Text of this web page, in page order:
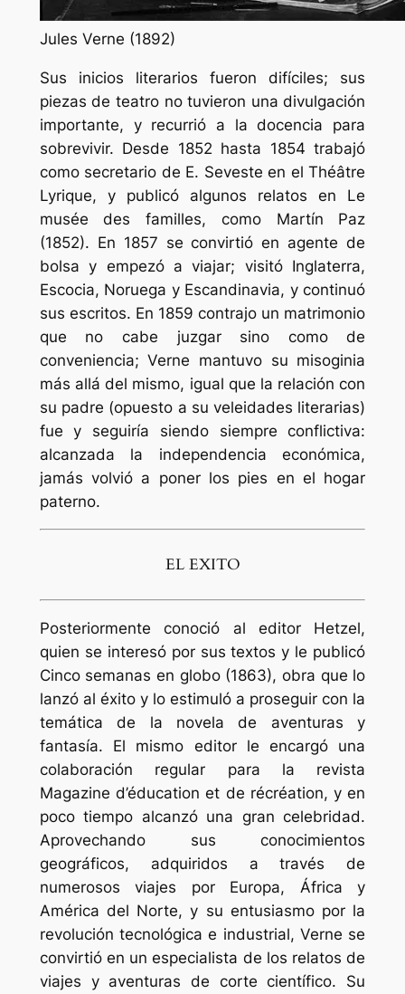
Jules Verne (1892)
Sus inicios literarios fueron difíciles; sus
piezas de teatro no tuvieron una divulgación
importante, y recurrió a la docencia para
sobrevivir. Desde 1852 hasta 1854 trabajó
como secretario de E. Seveste en el Théâtre
Lyrique, y publicó algunos relatos en Le
musée des familles, como Martín Paz
(1852). En 1857 se convirtió en agente de
bolsa y empezó a viajar; visitó Inglaterra,
Escocia, Noruega y Escandinavia, y continuó
sus escritos. En 1859 contrajo un matrimonio
que no cabe juzgar sino como de
conveniencia; Verne mantuvo su misoginia
más allá del mismo, igual que la relación con
su padre (opuesto a su veleidades literarias)
fue y seguiría siendo siempre conflictiva:
alcanzada la independencia económica,
jamás volvió a poner los pies en el hogar
paterno.
EL EXITO
Posteriormente conoció al editor Hetzel,
quien se interesó por sus textos y le publicó
Cinco semanas en globo (1863), obra que lo
lanzó al éxito y lo estimuló a proseguir con la
temática de la novela de aventuras y
fantasía. El mismo editor le encargó una
colaboración regular para la revista
Magazine d’éducation et de récréation, y en
poco tiempo alcanzó una gran celebridad.
Aprovechando sus conocimientos
geográficos, adquiridos a través de
numerosos viajes por Europa, África y
América del Norte, y su entusiasmo por la
revolución tecnológica e industrial, Verne se
convirtió en un especialista de los relatos de
viajes y aventuras de corte científico. Su